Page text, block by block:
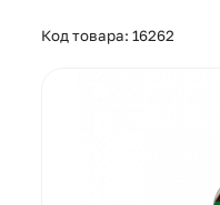
Код товара: 16262